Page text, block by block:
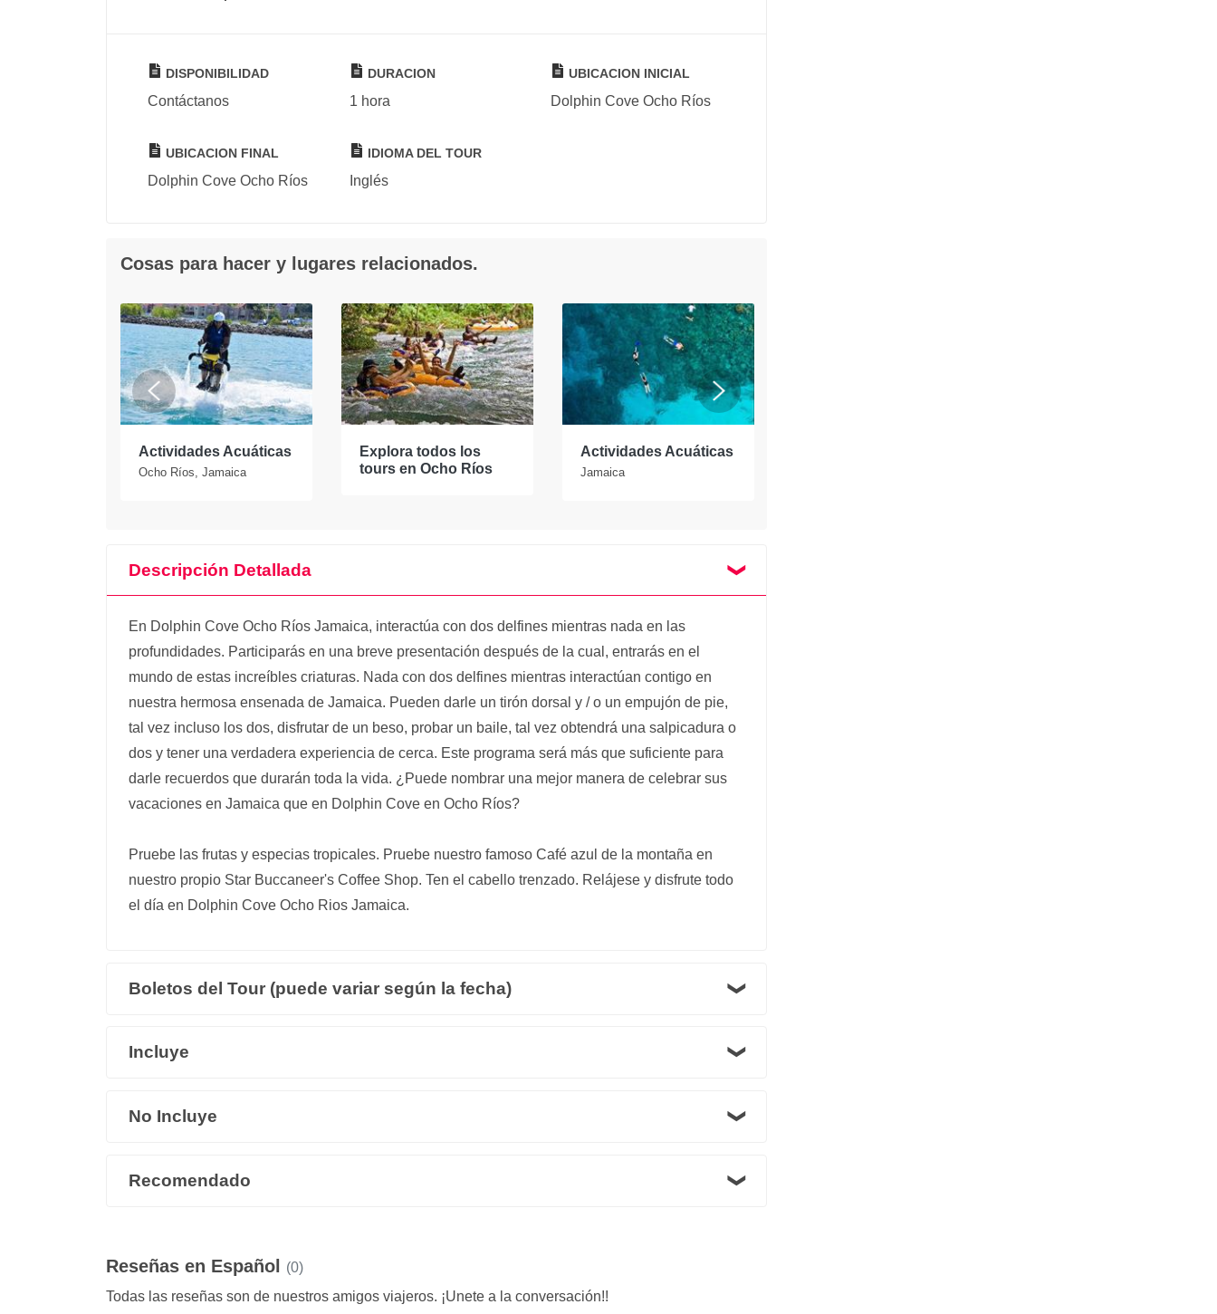
DISPONIBILIDAD
Contáctanos
DURACION
1 hora
UBICACION INICIAL
Dolphin Cove Ocho Ríos
UBICACION FINAL
Dolphin Cove Ocho Ríos
IDIOMA DEL TOUR
Inglés
Cosas para hacer y lugares relacionados.
Actividades Acuáticas
Ocho Ríos, Jamaica
Explora todos los
tours en Ocho Ríos
Actividades Acuáticas
Jamaica
Descripción Detallada
En Dolphin Cove Ocho Ríos Jamaica, interactúa con dos delfines mientras nada en las
profundidades. Participarás en una breve presentación después de la cual, entrarás en el
mundo de estas increíbles criaturas. Nada con dos delfines mientras interactúan contigo en
nuestra hermosa ensenada de Jamaica. Pueden darle un tirón dorsal y / o un empujón de pie,
tal vez incluso los dos, disfrutar de un beso, probar un baile, tal vez obtendrá una salpicadura o
dos y tener una verdadera experiencia de cerca. Este programa será más que suficiente para
darle recuerdos que durarán toda la vida. ¿Puede nombrar una mejor manera de celebrar sus
vacaciones en Jamaica que en Dolphin Cove en Ocho Ríos?
Pruebe las frutas y especias tropicales. Pruebe nuestro famoso Café azul de la montaña en
nuestro propio Star Buccaneer's Coffee Shop. Ten el cabello trenzado. Relájese y disfrute todo
el día en Dolphin Cove Ocho Rios Jamaica.
Boletos del Tour (puede variar según la fecha)
Incluye
No Incluye
Recomendado
Reseñas en Español (0)
Todas las reseñas son de nuestros amigos viajeros. ¡Unete a la conversación!!